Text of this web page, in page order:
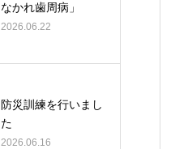
なかれ歯周病」
2026.06.22
防災訓練を行いまし
た
2026.06.16